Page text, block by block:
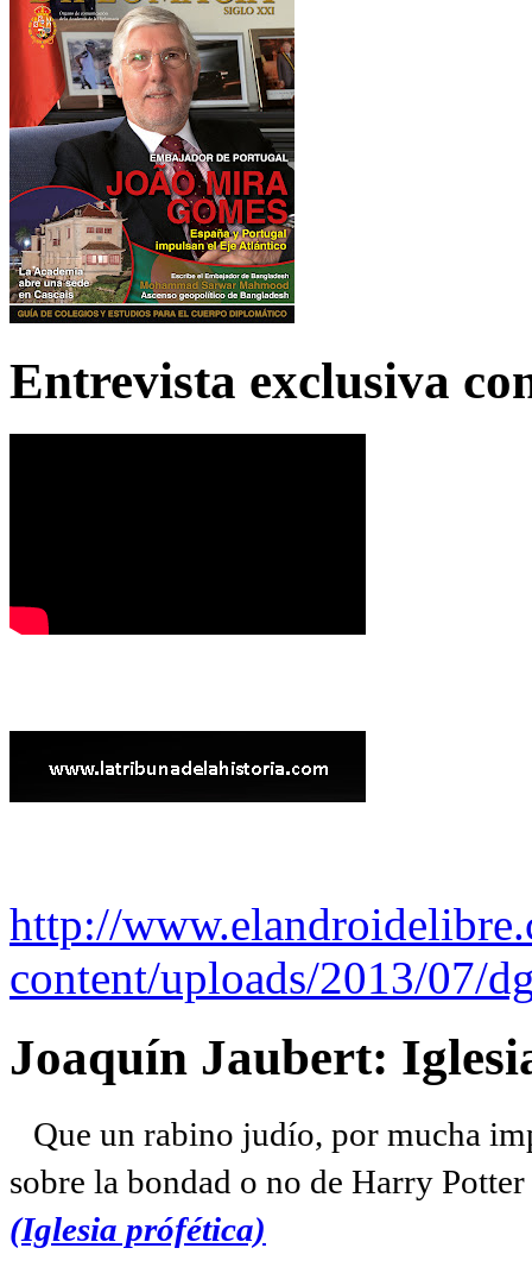
Entrevista exclusiva
http://
content/uploads/2013/07/
Joaquín Jaubert:
Que un rabino judío, por mucha
sobre la bondad o no de Harry
(Iglesia prófética)